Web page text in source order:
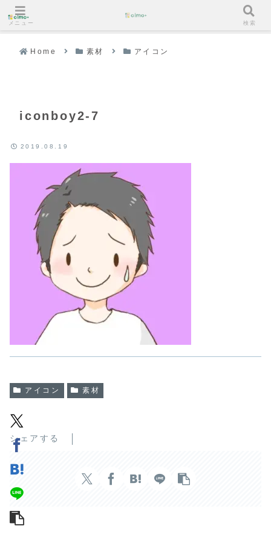
Home 素材 アイコン
iconboy2-7
2019.08.19
アイコン 素材
シェアする
メニュー 検索